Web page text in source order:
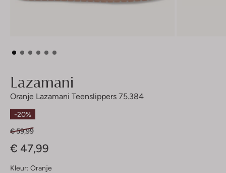
Lazamani
Oranje Lazamani Teenslippers 75.384
-20%
€ 59,99
€ 47,99
Kleur: Oranje